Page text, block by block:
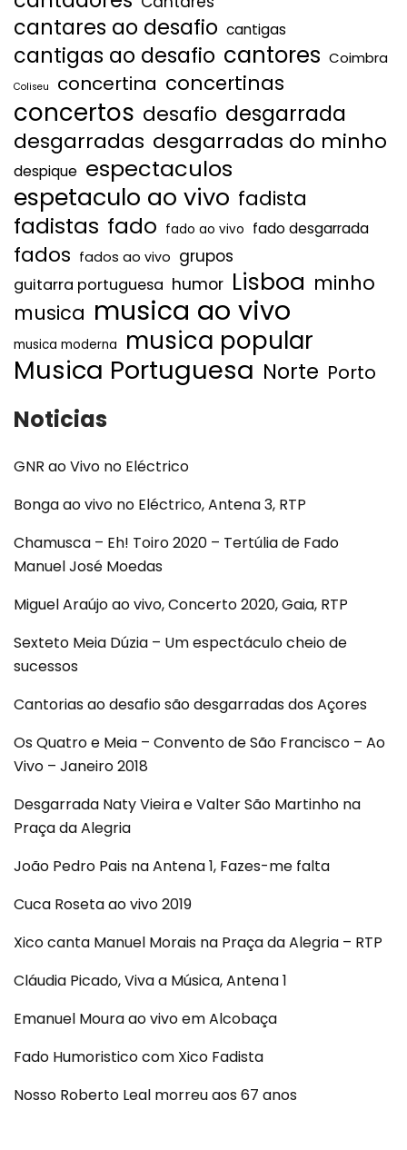
cantares ao desafio cantigas
cantigas ao desafio cantores Coimbra
Coliseu concertina concertinas
concertos desafio desgarrada
desgarradas desgarradas do minho
despique espectaculos
espetaculo ao vivo fadista
fadistas fado fado ao vivo fado desgarrada
fados fados ao vivo grupos
guitarra portuguesa humor Lisboa minho
musica musica ao vivo
musica moderna musica popular
Musica Portuguesa Norte Porto
Noticias
GNR ao Vivo no Eléctrico
Bonga ao vivo no Eléctrico, Antena 3, RTP
Chamusca – Eh! Toiro 2020 – Tertúlia de Fado
Manuel José Moedas
Miguel Araújo ao vivo, Concerto 2020, Gaia, RTP
Sexteto Meia Dúzia – Um espectáculo cheio de
sucessos
Cantorias ao desafio são desgarradas dos Açores
Os Quatro e Meia – Convento de São Francisco – Ao
Vivo – Janeiro 2018
Desgarrada Naty Vieira e Valter São Martinho na
Praça da Alegria
João Pedro Pais na Antena 1, Fazes-me falta
Cuca Roseta ao vivo 2019
Xico canta Manuel Morais na Praça da Alegria – RTP
Cláudia Picado, Viva a Música, Antena 1
Emanuel Moura ao vivo em Alcobaça
Fado Humoristico com Xico Fadista
Nosso Roberto Leal morreu aos 67 anos